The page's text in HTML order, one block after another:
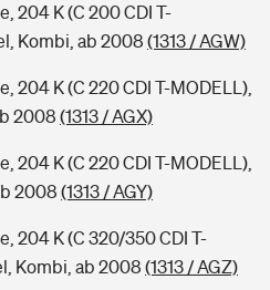
204 K (C 200 CDI T-
Kombi, ab 2008 (1313 / AGW)
204 K (C 220 CDI T-MODELL),
2008 (1313 / AGX)
204 K (C 220 CDI T-MODELL),
2008 (1313 / AGY)
204 K (C 320/350 CDI T-
Kombi, ab 2008 (1313 / AGZ)